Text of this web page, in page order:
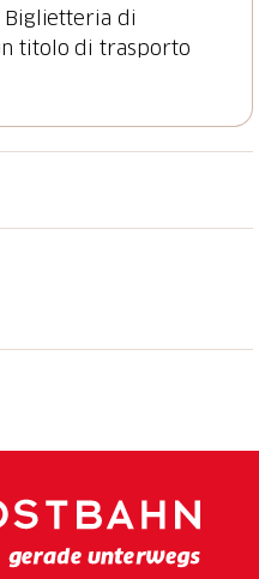
Biglietteria di
titolo di trasporto
Una volta arrivato a
fetta della torta del
un pomeriggio
e del gusto.